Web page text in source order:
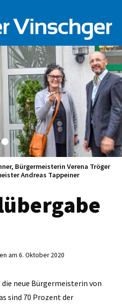
Bürgermeisterin Verena Tröger
Andreas Tappeiner
am 6. Oktober 2020
neue Bürgermeisterin von
sind 70 Prozent der